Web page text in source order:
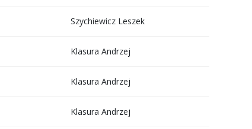
Szychiewicz Leszek
Klasura Andrzej
Klasura Andrzej
Klasura Andrzej